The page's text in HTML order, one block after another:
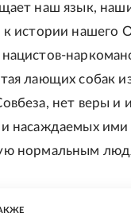
наш язык,
к истории нашего
лающих собак
нет веры
насаждаемых
нормальным